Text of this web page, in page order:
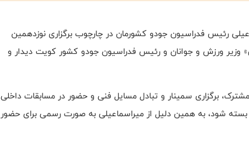
رئیس فدراسیون جودو کشورمان در چارچوب برگزاری نوزدهمین
۲۰۲۲ با «یوسف البیدان» وزیر ورزش و جوانان و رئیس فدراسیون جودو کشور کویت دیدار و
برگزاری سمینار و‌ تبادل مسایل فنی و حضور در مسابقات داخلی
شود، به همین دلیل از میراسماعیلی به صورت رسمی برای حضور